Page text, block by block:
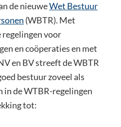
de nieuweWet Bestuur
(WBTR). Met
voor
en coöperaties en met
en BV streeft de WBTR
bestuur zoveel als
in de WTBR-regelingen
tot: